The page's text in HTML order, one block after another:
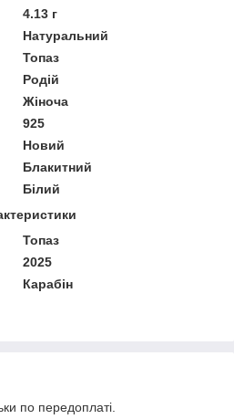
4.13 г
Натуральний
Топаз
Родій
Жіноча
925
Новий
Блакитний
Білий
Топаз
2025
Карабін
по передоплаті.